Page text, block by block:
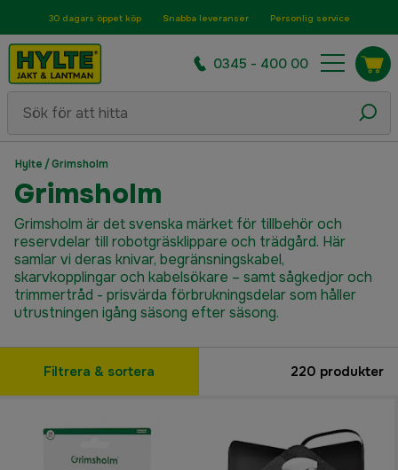
30 dagars öppet köp Snabba leveranser Personlig service
0345 - 400 00
Hylte /Grimsholm
Grimsholm
Grimsholm är det svenska märket för tillbehör och
reservdelar till robotgräsklippare och trädgård. Här
samlar vi deras knivar, begränsningskabel,
skarvkopplingar och kabelsökare – samt sågkedjor och
trimmertråd - prisvärda förbrukningsdelar som håller
utrustningen igång säsong efter säsong.
Filtrera & sortera 220 produkter